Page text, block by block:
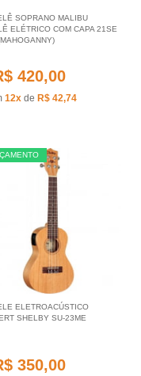
SOPRANO MALIBU
ELÉTRICO COM CAPA 21SE
420,00
12x de R$ 42,74
ELETROACÚSTICO
SHELBY SU-23ME
350,00